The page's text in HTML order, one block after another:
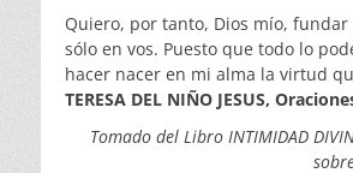
Quiero, por tanto, Dios mío, fundar
sólo en vos. Puesto que todo lo
hacer nacer en mi alma la virtud
TERESA DEL NIÑO JESUS,
Tomado del Libro INTIMIDAD